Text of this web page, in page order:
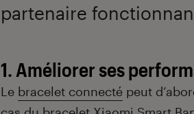
partenaire
1. Améliorer ses
Le bracelet connecté peut